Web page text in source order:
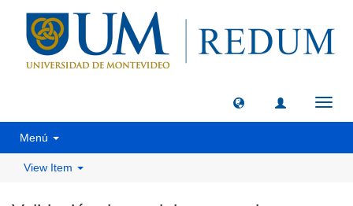
Menú
View Item